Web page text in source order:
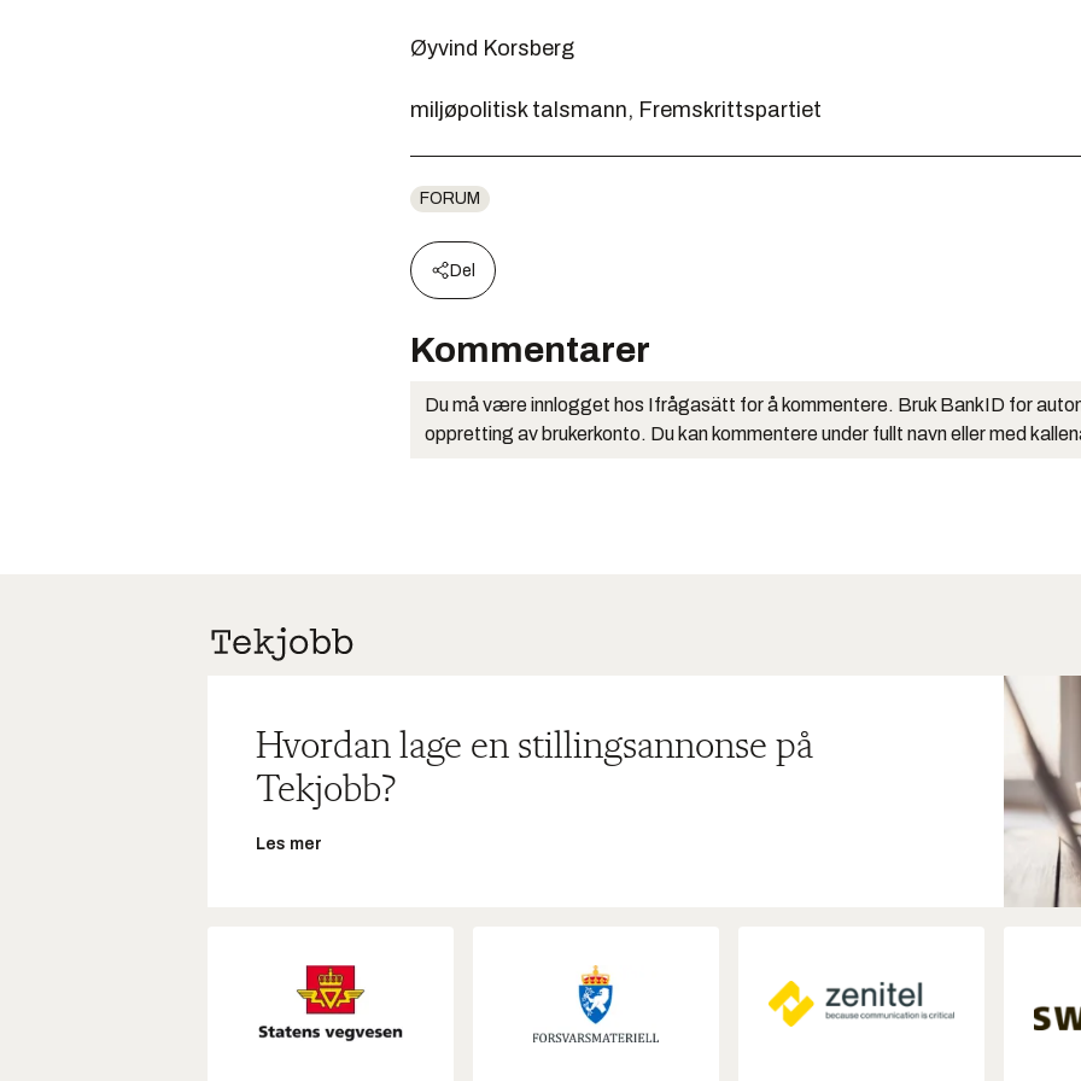
Øyvind Korsberg
miljøpolitisk talsmann, Fremskrittspartiet
FORUM
Del
Kommentarer
Du må være innlogget hos Ifrågasätt for å kommentere. Bruk BankID for
oppretting av brukerkonto. Du kan kommentere under fullt navn eller med
Hvordan lage en stillingsannonse på
Tekjobb?
Les mer